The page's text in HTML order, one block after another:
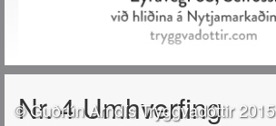
helgina 8. og 9. október 2022.
Nr. 4 Umhverfing
© Guðrún Arndís Tryggvadóttir 2015